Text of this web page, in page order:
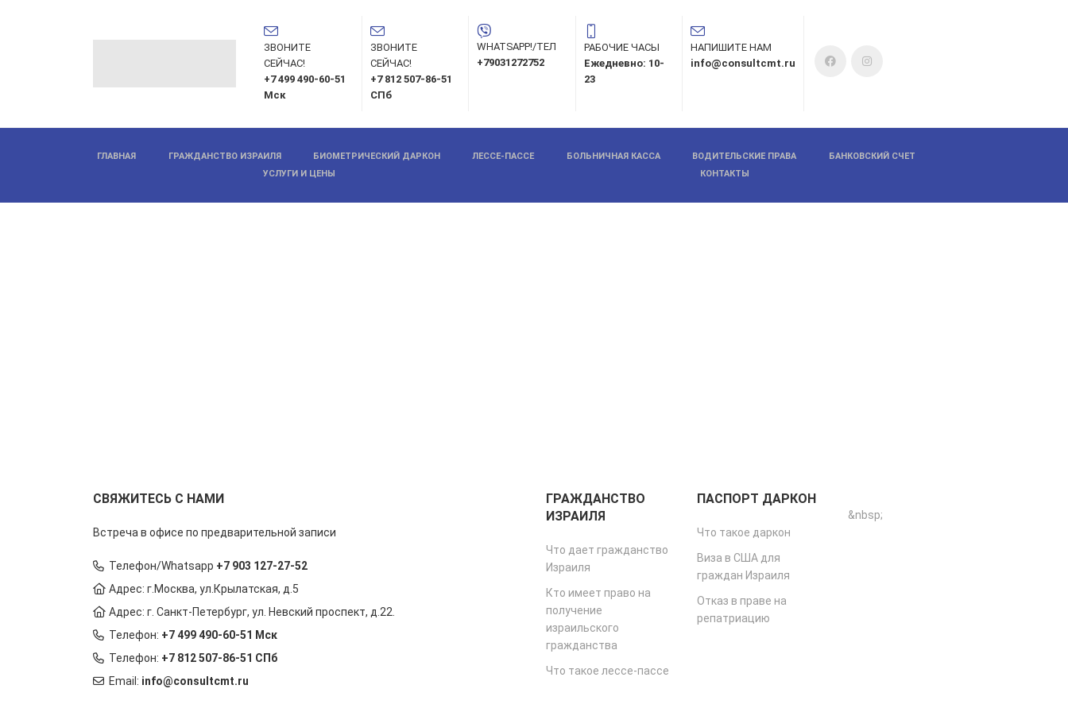
ЗВОНИТЕ
СЕЙЧАС!
+7 499 490-60-51
Мск
ЗВОНИТЕ
СЕЙЧАС!
+7 812 507-86-51
СПб
WHATSAPP!/ТЕЛ
+79031272752
РАБОЧИЕ ЧАСЫ
Ежедневно: 10-
23
НАПИШИТЕ НАМ
info@consultcmt.ru
ГЛАВНАЯ ГРАЖДАНСТВО ИЗРАИЛЯ БИОМЕТРИЧЕСКИЙ ДАРКОН ЛЕССЕ-ПАССЕ БОЛЬНИЧНАЯ КАССА ВОДИТЕЛЬСКИЕ ПРАВА
БАНКОВСКИЙ СЧЕТ
УСЛУГИ И ЦЕНЫ
КОНТАКТЫ
СВЯЖИТЕСЬ С НАМИ
Встреча в офисе по предварительной записи
Телефон/Whatsapp +7 903 127-27-52
Адрес: г.Москва, ул.Крылатская, д.5
Адрес: г. Санкт-Петербург, ул. Невский проспект, д.22.
Телефон: +7 499 490-60-51 Мск
Телефон: +7 812 507-86-51 СПб
Email: info@consultcmt.ru
ГРАЖДАНСТВО
ИЗРАИЛЯ
Что дает гражданство
Израиля
Кто имеет право на
получение
израильского
гражданства
Что такое лессе-пассе
ПАСПОРТ ДАРКОН
Что такое даркон
Виза в США для
граждан Израиля
Отказ в праве на
репатриацию
&nbsp;